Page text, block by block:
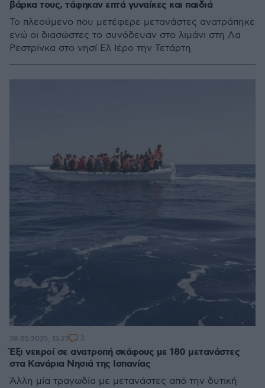
βάρκα τους, τάφηκαν επτά γυναίκες και παιδιά
Το πλεούμενο που μετέφερε μετανάστες ανατράπηκε
ενώ οι διασώστες το συνόδευαν στο λιμάνι στη Λα
Ρεστρίνκα στο νησί Ελ Ιέρο την Τετάρτη
Έξι νεκροί σε ανατροπή σκάφους με 180 μετανάστες
στα Κανάρια Νησιά της Ισπανίας
Άλλη μία τραγωδία με μετανάστες από την δυτική
28.05.2025, 15:27 3